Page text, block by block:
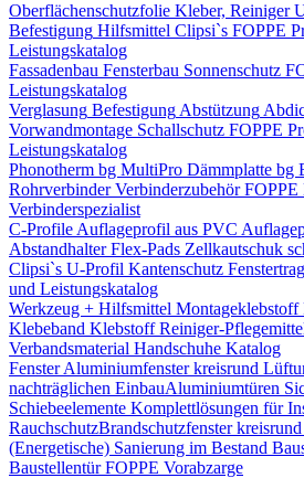
Oberflächenschutzfolie Kleber, Reiniger
Befestigung Hilfsmittel Clipsi`s FOPPE
Leistungskatalog
Fassadenbau Fensterbau Sonnenschutz
Leistungskatalog
Verglasung Befestigung Abstützung
Vorwandmontage Schallschutz FOPPE
Leistungskatalog
Phonotherm bg MultiPro Dämmplatte bg
Rohrverbinder Verbinderzubehör FOPPE
Verbinderspezialist
C-Profile Auflageprofil aus PVC
Abstandhalter Flex-Pads Zellkautschuk
Clipsi`s U-Profil Kantenschutz
und Leistungskatalog
Werkzeug + Hilfsmittel Montageklebstoff
Klebeband Klebstoff Reiniger-
Verbandsmaterial Handschuhe Katalog
Fenster Aluminiumfenster kreisrund
nachträglichen Einbau​Aluminiumtüren
Schiebeelemente Komplettlösungen für
Rauchschutz​Brandschutzfenster kreisrund
(Energetische) Sanierung im Bestand
Baustellentür FOPPE Vorabzarge